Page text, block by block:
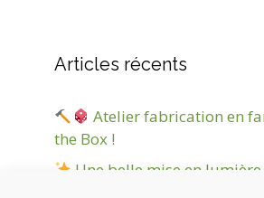
Articles récents
Atelier fabrication en
the Box !
Une belle mise en